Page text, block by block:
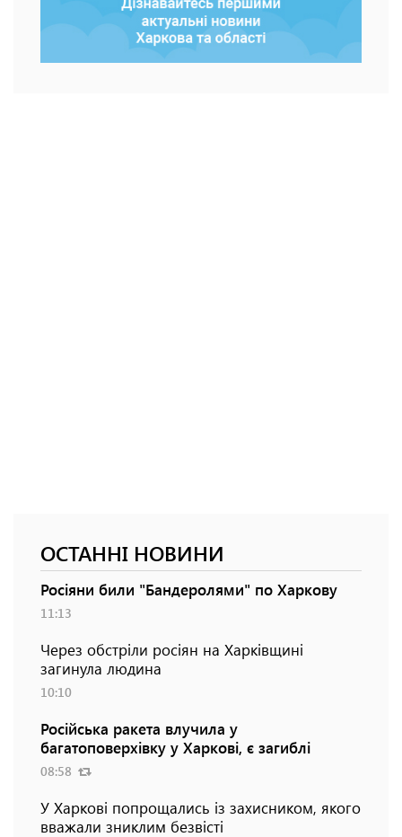
ОСТАННІ НОВИНИ
Росіяни били "Бандеролями" по Харкову
11:13
Через обстріли росіян на Харківщині
загинула людина
10:10
Російська ракета влучила у
багатоповерхівку у Харкові, є загиблі
08:58
У Харкові попрощались із захисником, якого
вважали зниклим безвісті